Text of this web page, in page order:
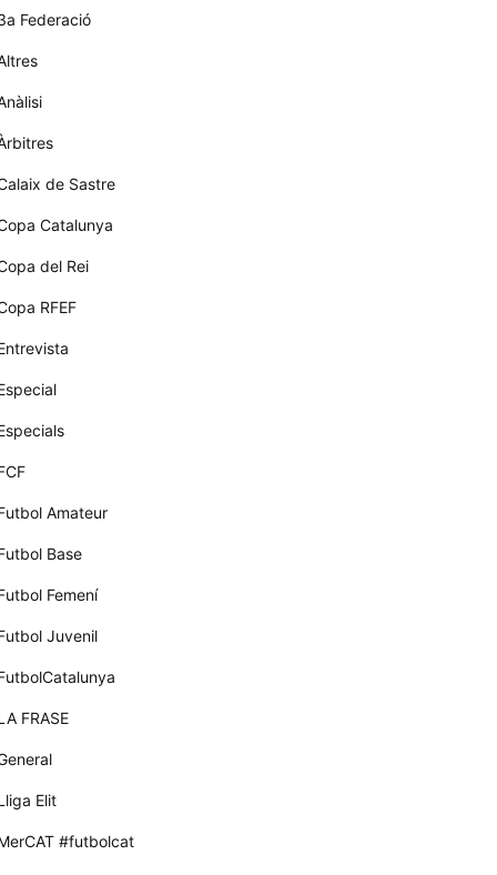
Federació
de Sastre
Catalunya
del Rei
RFEF
Amateur
Base
Femení
Juvenil
FRASE
Elit
#futbolcat